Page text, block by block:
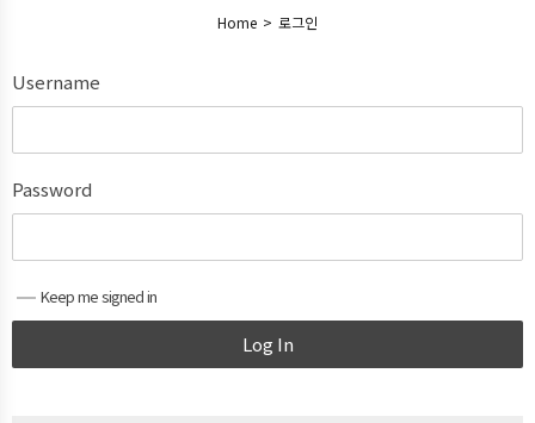
Home > 로그인
Username
Password
Keep me signed in
Log In